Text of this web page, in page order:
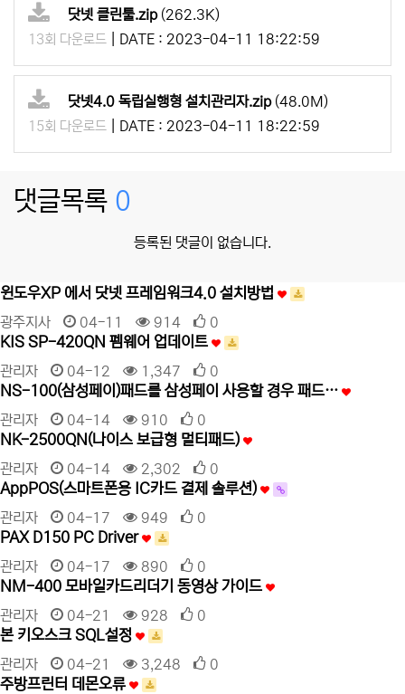
닷넷 클린툴.zip(262.3K)
13회 다운로드 DATE : 2023-04-11 18:22:59
닷넷4.0 독립실행형 설치관리자.zip(48.0M)
15회 다운로드 DATE : 2023-04-11 18:22:59
댓글목록 0
등록된 댓글이 없습니다.
윈도우XP 에서 닷넷 프레임워크4.0 설치방법
광주지사 04-11 914 0
KIS SP-420QN 펨웨어 업데이트
관리자 04-12 1,347 0
NS-100(삼성페이)패드를 삼성페이 사용할 경우 패드…
관리자 04-14 910 0
NK-2500QN(나이스 보급형 멀티패드)
관리자 04-14 2,302 0
AppPOS(스마트폰용 IC카드 결제 솔루션)
관리자 04-17 949 0
PAX D150 PC Driver
관리자 04-17 890 0
NM-400 모바일카드리더기 동영상 가이드
관리자 04-21 928 0
본 키오스크 SQL설정
관리자 04-21 3,248 0
주방프린터 데몬오류